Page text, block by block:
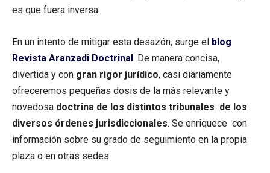
es que fuera inversa.
En un intento de mitigar esta desazón, surge el blog
Revista Aranzadi Doctrinal. De manera concisa,
divertida y con gran rigor jurídico, casi diariamente
ofreceremos pequeñas dosis de la más relevante y
novedosa doctrina de los distintos tribunales de los
diversos órdenes jurisdiccionales. Se enriquece con
información sobre su grado de seguimiento en la propia
plaza o en otras sedes.